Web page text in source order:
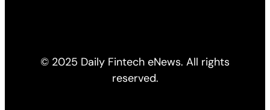
© 2025 Daily Fintech eNews. All rights
reserved.